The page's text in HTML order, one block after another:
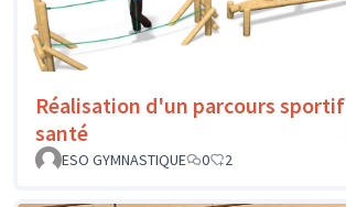
Réalisation d'un parcours sportif
santé
ESO GYMNASTIQUE
0 2